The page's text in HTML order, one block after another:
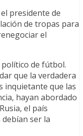
presidente de
de tropas para
el
de fútbol.
que la verdadera
inquietante que las
hayan abordado
el país
ser la